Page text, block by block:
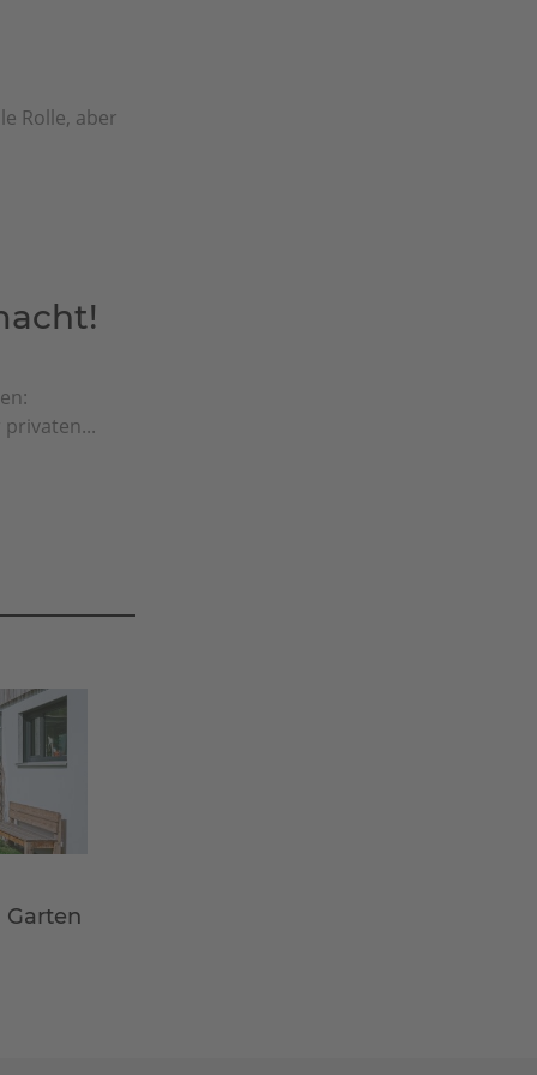
Rolle, aber